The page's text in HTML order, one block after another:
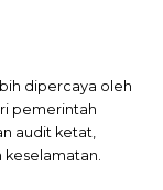
dipercaya oleh
pemerintah
audit ketat,